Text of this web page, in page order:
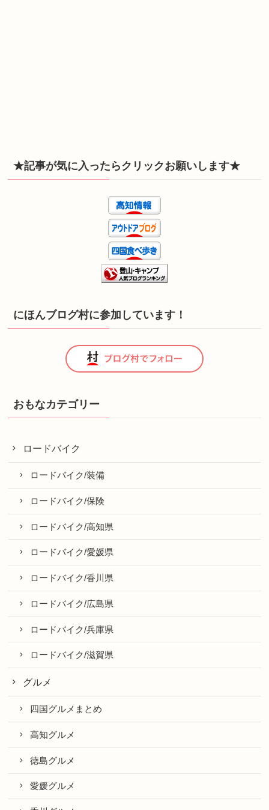
★記事が気に入ったらクリックお願いします★
にほんブログ村に参加しています！
おもなカテゴリー
ロードバイク
ロードバイク/装備
ロードバイク/保険
ロードバイク/高知県
ロードバイク/愛媛県
ロードバイク/香川県
ロードバイク/広島県
ロードバイク/兵庫県
ロードバイク/滋賀県
グルメ
四国グルメまとめ
高知グルメ
徳島グルメ
愛媛グルメ